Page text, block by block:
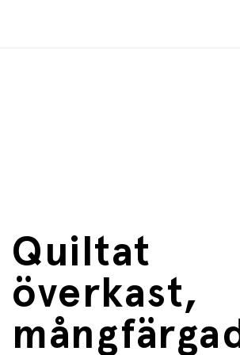
Quiltat
överkast,
mångfärgad